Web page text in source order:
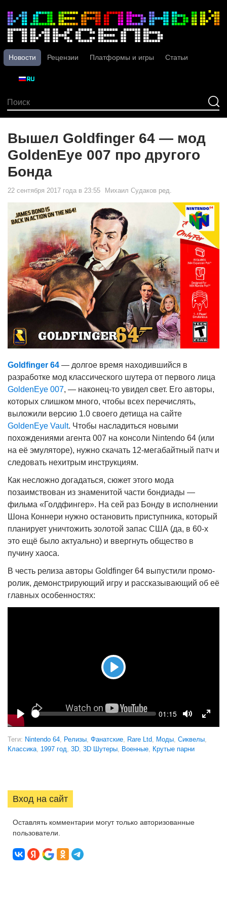
Новости Рецензии Платформы и игры Статьи
Вышел Goldfinger 64 — мод
GoldenEye 007 про другого
Бонда
22 сентября 2017 года в 23:55 Михаил Судаков ред.
Goldfinger 64 — долгое время находившийся в
разработке мод классического шутера от первого лица
GoldenEye 007, — наконец-то увидел свет. Его авторы,
которых слишком много, чтобы всех перечислять,
выложили версию 1.0 своего детища на сайте
GoldenEye Vault. Чтобы насладиться новыми
похождениями агента 007 на консоли Nintendo 64 (или
на её эмуляторе), нужно скачать 12-мегабайтный патч и
следовать нехитрым инструкциям.
Как несложно догадаться, сюжет этого мода
позаимствован из знаменитой части бондиады —
фильма «Голдфингер». На сей раз Бонду в исполнении
Шона Коннери нужно остановить приступника, который
планирует уничтожить золотой запас США (да, в 60-х
это ещё было актуально) и ввергнуть общество в
пучину хаоса.
В честь релиза авторы Goldfinger 64 выпустили промо-
ролик, демонстрирующий игру и рассказывающий об её
главных особенностях:
Play
Play
Seek Current
01:15
Toggle
Mute
Теги: Nintendo 64 Релизы Фанатские Rare Ltd Моды Сиквелы
Классика 1997 год 3D 3D Шутеры Военные Крутые парни
Вход на сайт
Оставлять комментарии могут только авторизованные
пользователи.